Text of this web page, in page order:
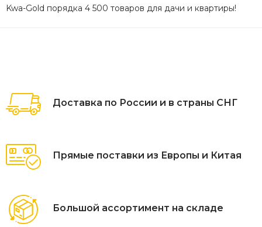
Kwa-Gold порядка 4 500 товаров для дачи и квартиры!
Доставка по России и в страны СНГ
Прямые поставки из Европы и Китая
Большой ассортимент на складе